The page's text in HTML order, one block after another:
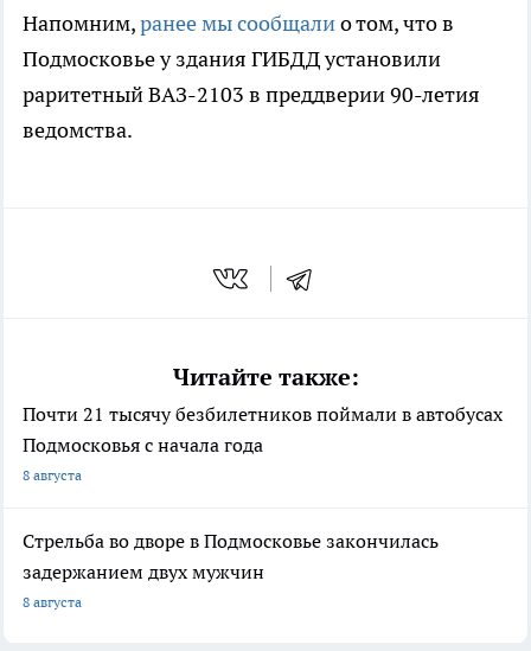
Напомним,ранее мы сообщалио том, что в
Подмосковье у здания ГИБДД установили
раритетный ВАЗ-2103 в преддверии 90-летия
ведомства.
Читайте также:
Почти 21 тысячу безбилетников поймали в автобусах
Подмосковья с начала года
8 августа
Стрельба во дворе в Подмосковье закончилась
задержанием двух мужчин
8 августа